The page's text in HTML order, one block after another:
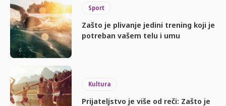
Sport
Zašto je plivanje jedini trening koji je
potreban vašem telu i umu
Kultura
Prijateljstvo je više od reči: Zašto je